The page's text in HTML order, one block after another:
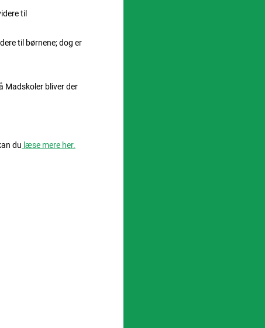
til
til børnene; dog er
Madskoler bliver der
du læse mere her.